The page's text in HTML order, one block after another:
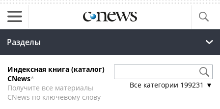
Разделы
Индексная книга (каталог)
CNews*
Получите все материалы
CNews по ключевому слову
Все категории 199231 ▼